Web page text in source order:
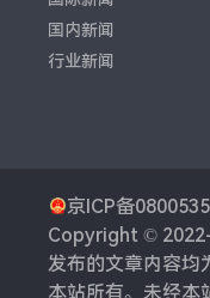
国内新闻
行业新闻
京ICP备
Copyright ©
发布的文章内容均
本站所有。未经本